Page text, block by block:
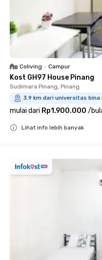
Coliving • Campur
Kost GH97 House Pinang
Sudimara Pinang, Pinang
3.9 km dari universitas
mulai dari Rp1.900.000 /
Lihat info lebih banyak